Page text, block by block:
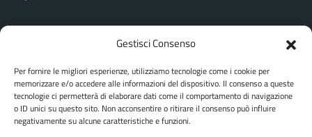
Gestisci Consenso
Per fornire le migliori esperienze, utilizziamo tecnologie come i cookie per
memorizzare e/o accedere alle informazioni del dispositivo. Il consenso a queste
tecnologie ci permetterà di elaborare dati come il comportamento di navigazione
o ID unici su questo sito. Non acconsentire o ritirare il consenso può influire
negativamente su alcune caratteristiche e funzioni.
CONTATTI
Confederazione Calcistica Italiana
Via Bartolomeo Gosio 106 - Roma